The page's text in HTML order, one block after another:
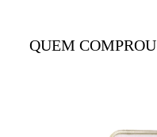
QUEM COMPROU